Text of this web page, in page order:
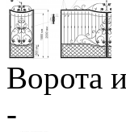
Ворота
-